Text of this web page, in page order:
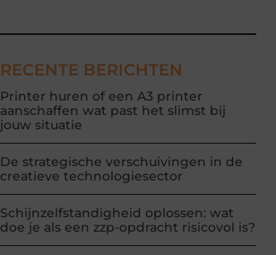
RECENTE BERICHTEN
Printer huren of een A3 printer
aanschaffen wat past het slimst bij
jouw situatie
De strategische verschuivingen in de
creatieve technologiesector
Schijnzelfstandigheid oplossen: wat
doe je als een zzp-opdracht risicovol is?